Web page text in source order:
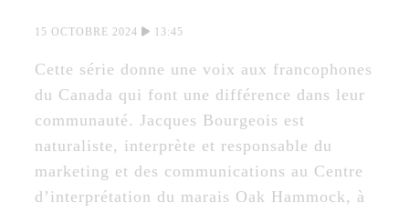
15 OCTOBRE 2024 13:45
Cette série donne une voix aux francophones
du Canada qui font une différence dans leur
communauté. Jacques Bourgeois est
naturaliste, interprète et responsable du
marketing et des communications au Centre
d’interprétation du marais Oak Hammock, à